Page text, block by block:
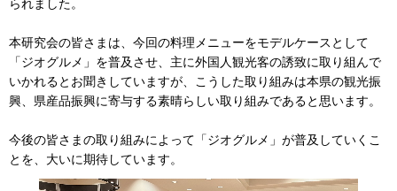
られました。
本研究会の皆さまは、今回の料理メニューをモデルケースとして
「ジオグルメ」を普及させ、主に外国人観光客の誘致に取り組んで
いかれるとお聞きしていますが、こうした取り組みは本県の観光振
興、県産品振興に寄与する素晴らしい取り組みであると思います。
今後の皆さまの取り組みによって「ジオグルメ」が普及していくこ
とを、大いに期待しています。